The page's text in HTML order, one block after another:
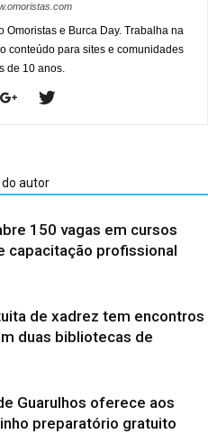
Omoristas e Burca Day. Trabalha na
conteúdo para sites e comunidades
de 10 anos.
do autor
150 vagas em cursos
capacitação profissional
de xadrez tem encontros
duas bibliotecas de
Guarulhos oferece aos
preparatório gratuito